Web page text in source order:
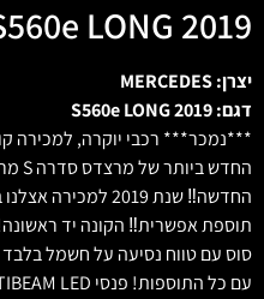
LONG 2019
יצרן: MERCEDES
דגם: S560e LONG 2019
***נמכר*** רכבי יוקרה, למכירה
החדשה‼ שנת 2019